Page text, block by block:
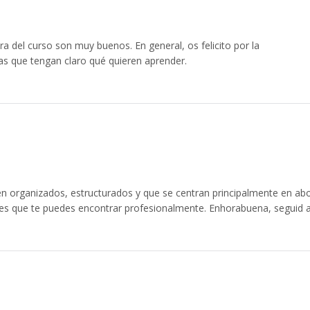
del curso son muy buenos. En general, os felicito por la
que tengan claro qué quieren aprender.
organizados, estructurados y que se centran principalmente en
que te puedes encontrar profesionalmente. Enhorabuena, seguid